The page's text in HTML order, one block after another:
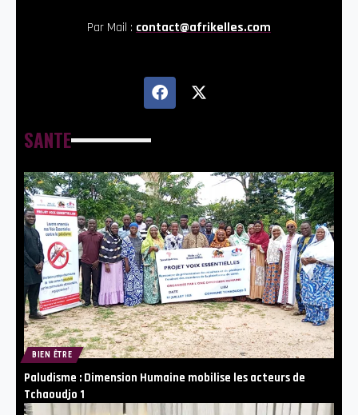
Par Mail : contact@afrikelles.com
SANTE
BIEN ÊTRE
Paludisme : Dimension Humaine mobilise les acteurs de
Tchaoudjo 1